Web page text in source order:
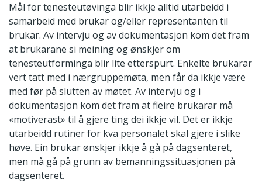
Mål for tenesteutøvinga blir ikkje alltid utarbeidd i
samarbeid med brukar og/eller representanten til
brukar. Av intervju og av dokumentasjon kom det fram
at brukarane si meining og ønskjer om
tenesteutforminga blir lite etterspurt. Enkelte brukarar
vert tatt med i nærgruppemøta, men får da ikkje være
med før på slutten av møtet. Av intervju og i
dokumentasjon kom det fram at fleire brukarar må
«motiverast» til å gjere ting dei ikkje vil. Det er ikkje
utarbeidd rutiner for kva personalet skal gjere i slike
høve. Ein brukar ønskjer ikkje å gå på dagsenteret,
men må gå på grunn av bemanningssituasjonen på
dagsenteret.